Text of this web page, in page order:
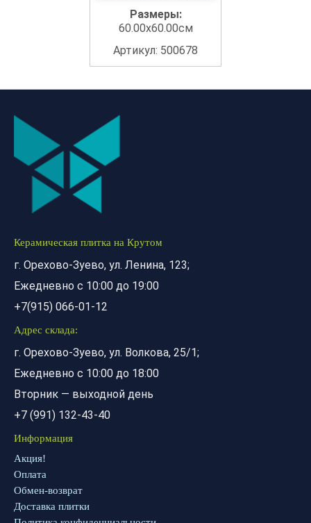
Размеры:
60.00x60.00см
Артикул: 500678
Керамическая плитка на Крутом
г. Орехово-Зуево, ул. Ленина, 123;
Ежедневно с 10:00 до 19:00
+7(915) 066-01-12
Адрес склада:
г. Орехово-Зуево, ул. Волкова, 25/1;
Ежедневно с 10:00 до 18:00
Вторник — выходной день
+7 (991) 132-43-40
Информация
Акция!
Оплата
Обмен-возврат
Доставка плитки